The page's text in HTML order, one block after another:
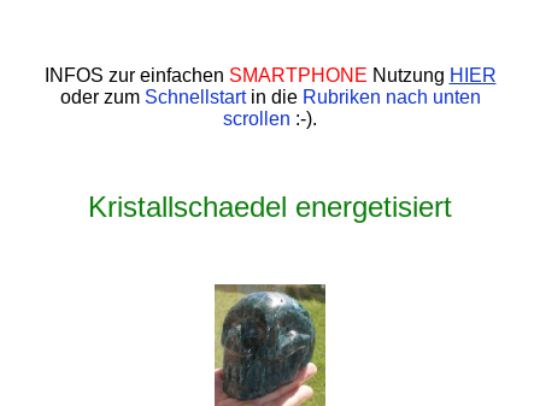
INFOS zur einfachen SMARTPHONE Nutzung HIER
oder zum Schnellstartin die Rubriken nach unten
scrollen :-).
Kristallschaedel energetisiert